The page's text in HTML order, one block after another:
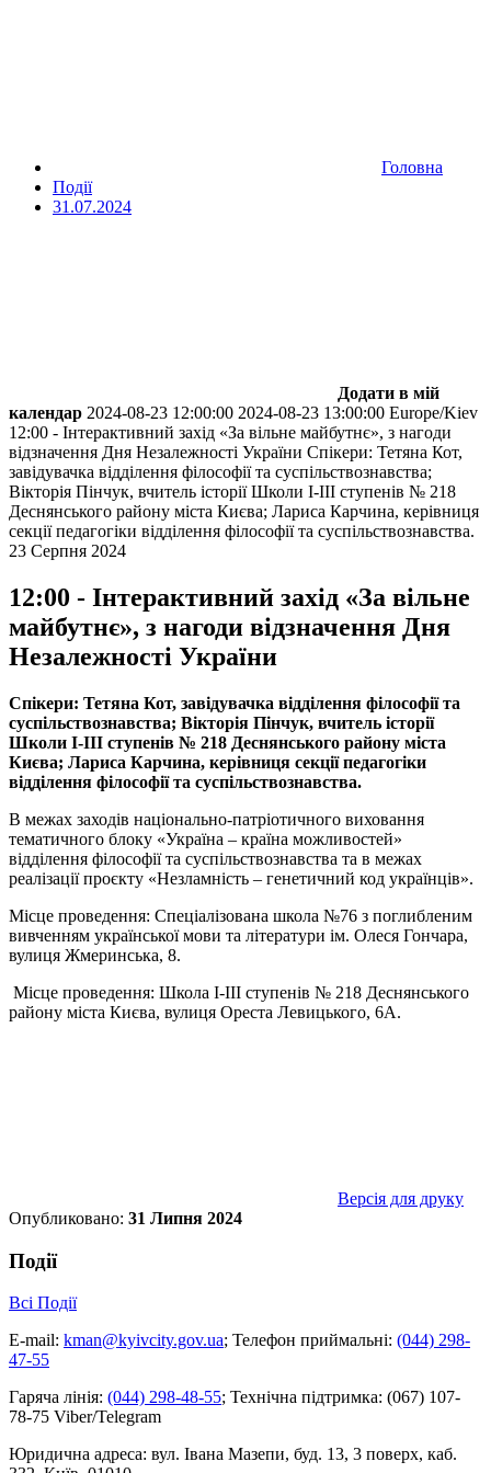
Головна
Події
31.07.2024
Додати в мій
календар 2024-08-23 12:00:00 2024-08-23 13:00:00 Europe/Kiev
12:00 - Інтерактивний захід «За вільне майбутнє», з нагоди
відзначення Дня Незалежності України Спікери: Тетяна Кот,
завідувачка відділення філософії та суспільствознавства;
Вікторія Пінчук, вчитель історії Школи І-ІІІ ступенів № 218
Деснянського району міста Києва; Лариса Карчина, керівниця
секції педагогіки відділення філософії та суспільствознавства.
23 Серпня 2024
12:00 - Інтерактивний захід «За вільне
майбутнє», з нагоди відзначення Дня
Незалежності України
Спікери: Тетяна Кот, завідувачка відділення філософії та
суспільствознавства; Вікторія Пінчук, вчитель історії
Школи І-ІІІ ступенів № 218 Деснянського району міста
Києва; Лариса Карчина, керівниця секції педагогіки
відділення філософії та суспільствознавства.
В межах заходів національно-патріотичного виховання
тематичного блоку «Україна – країна можливостей»
відділення філософії та суспільствознавства та в межах
реалізації проєкту «Незламність – генетичний код українців».
Місце проведення: Спеціалізована школа №76 з поглибленим
вивченням української мови та літератури ім. Олеся Гончара,
вулиця Жмеринська, 8.
Місце проведення: Школа І-ІІІ ступенів № 218 Деснянського
району міста Києва, вулиця Ореста Левицького, 6А.
Версія для друку
Опубликовано: 31 Липня 2024
Події
Всі Події
E-mail: kman@kyivcity.gov.ua; Телефон приймальні: (044) 298-
47-55
Гаряча лінія: (044) 298-48-55; Технічна підтримка: (067) 107-
78-75 Viber/Telegram
Юридична адреса: вул. Івана Мазепи, буд. 13, 3 поверх, каб.